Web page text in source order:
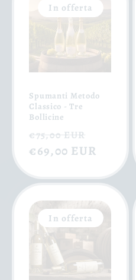
In offerta
Spumanti Metodo
Classico - Tre
Bollicine
Prezzo
di
€75,00 EUR
scontato
€69,00 EUR
In offerta